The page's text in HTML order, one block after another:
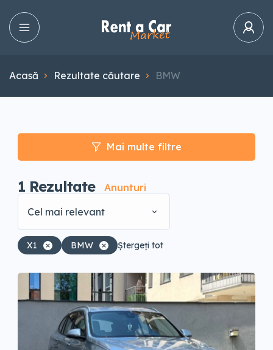
Acasă Rezultate căutare BMW
Mai multe filtre
1 Rezultate
Anunturi
Cel mai relevant
X1 BMW Ștergeți tot